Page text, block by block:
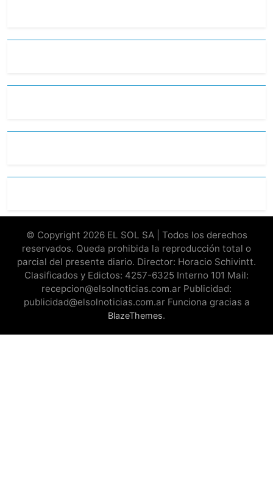
© Copyright 2026 EL SOL SA | Todos los derechos
reservados. Queda prohibida la reproducción total o
parcial del presente diario. Director: Horacio Schivintt.
Clasificados y Edictos: 4257-6325 Interno 101 Mail:
recepcion@elsolnoticias.com.ar Publicidad:
publicidad@elsolnoticias.com.ar Funciona gracias a
BlazeThemes.